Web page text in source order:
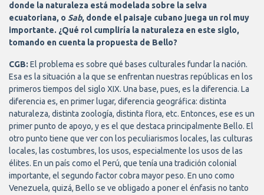
donde la naturaleza está modelada sobre la selva
ecuatoriana, o Sab, donde el paisaje cubano juega un rol muy
importante. ¿Qué rol cumpliría la naturaleza en este siglo,
tomando en cuenta la propuesta de Bello?
CGB: El problema es sobre qué bases culturales fundar la nación.
Esa es la situación a la que se enfrentan nuestras repúblicas en los
primeros tiempos del siglo XIX. Una base, pues, es la diferencia. La
diferencia es, en primer lugar, diferencia geográfica: distinta
naturaleza, distinta zoología, distinta flora, etc. Entonces, ese es un
primer punto de apoyo, y es el que destaca principalmente Bello. El
otro punto tiene que ver con los peculiarismos locales, las culturas
locales, las costumbres, los usos, especialmente los usos de las
élites. En un país como el Perú, que tenía una tradición colonial
importante, el segundo factor cobra mayor peso. En uno como
Venezuela, quizá, Bello se ve obligado a poner el énfasis no tanto